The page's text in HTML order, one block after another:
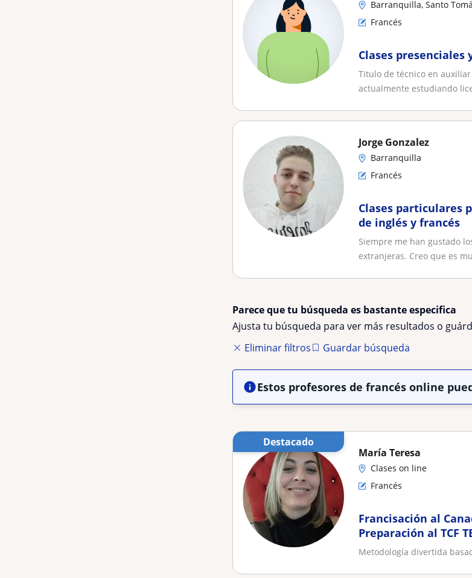
Barranquilla, Santo
Francés
Clases
Titulo de técnico en
actualmente estudiando
Jorge Gonzalez
Barranquilla
Francés
Clases particulares
de inglés y francés
Siempre me han gustado
extranjeras. Creo que es
Parece que tu búsqueda es bastante especifica
Ajusta tu búsqueda para ver más resultados o
Eliminar filtros
Guardar búsqueda
Estos profesores de francés online
Destacado
María Teresa
Clases on line
Francés
Francisación al
Preparación al TCF
Metodología divertida